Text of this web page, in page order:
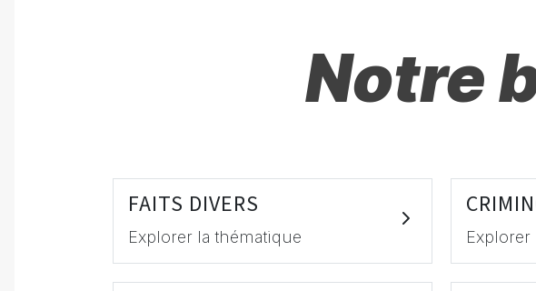
Notre
FAITS DIVERS
Explorer la thématique Explorer